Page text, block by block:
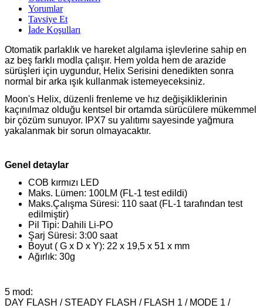
Yorumlar
Tavsiye Et
İade Koşulları
Otomatik parlaklık ve hareket algılama işlevlerine sahip en
az beş farklı modla çalışır. Hem yolda hem de arazide
sürüşleri için uygundur, Helix Serisini denedikten sonra
normal bir arka ışık kullanmak istemeyeceksiniz.
Moon's Helix, düzenli frenleme ve hız değişikliklerinin
kaçınılmaz olduğu kentsel bir ortamda sürücülere mükemmel
bir çözüm sunuyor. IPX7 su yalıtımı sayesinde yağmura
yakalanmak bir sorun olmayacaktır.
Genel detaylar
COB kırmızı LED
Maks. Lümen: 100LM (FL-1 test edildi)
Maks.Çalışma Süresi: 110 saat (FL-1 tarafından test
edilmiştir)
Pil Tipi: Dahili Li-PO
Şarj Süresi: 3:00 saat
Boyut ( G x D x Y): 22 x 19,5 x 51 x mm
Ağırlık: 30g
5 mod:
DAY FLASH / STEADY FLASH / FLASH 1 / MODE 1 /